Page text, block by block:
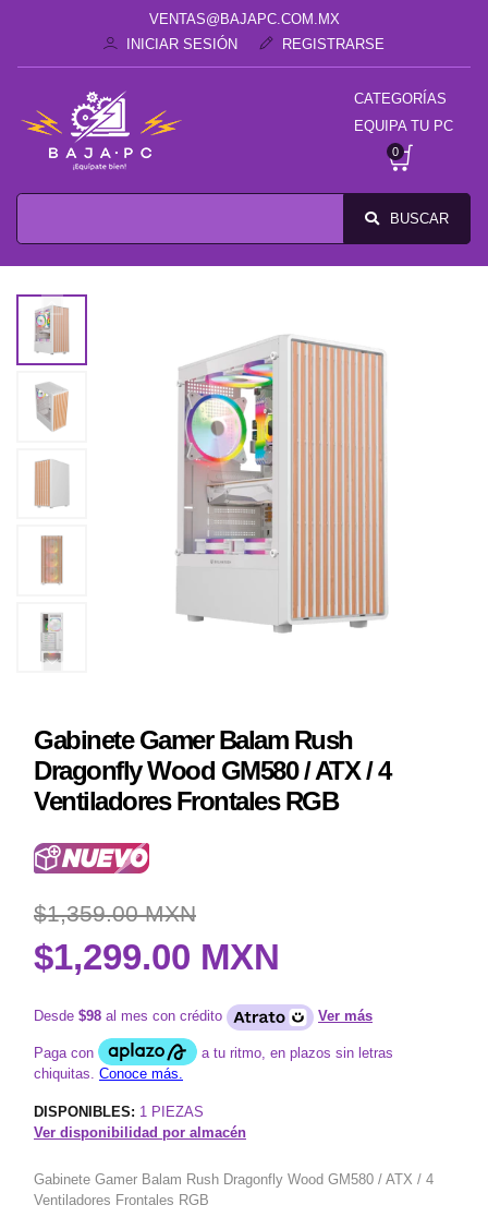
VENTAS@BAJAPC.COM.MX
INICIAR SESIÓN
REGISTRARSE
CATEGORÍAS
EQUIPA TU PC
0
BUSCAR
Gabinete Gamer Balam Rush
Dragonfly Wood GM580 / ATX / 4
Ventiladores Frontales RGB
$1,359.00 MXN
$1,299.00 MXN
Desde $98 al mes con crédito Ver más
DISPONIBLES: 1 PIEZAS
Ver disponibilidad por almacén
Gabinete Gamer Balam Rush Dragonfly Wood GM580 / ATX / 4
Ventiladores Frontales RGB